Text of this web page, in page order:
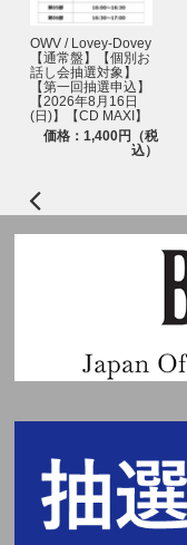
OWV / Lovey-Dovey
【通常盤】【個別お
話し会抽選対象】
【第一回抽選申込】
【2026年8月16日
(日)】【CD MAXI】
価格：1,400円（税
込）